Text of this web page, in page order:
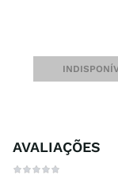
AVALIAÇÕES